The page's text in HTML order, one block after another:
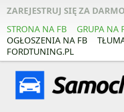
ZAREJESTRUJ SIĘ ZA
STRONA NA FB
GRUPA NA
OGŁOSZENIA NA FB
FORDTUNING.PL